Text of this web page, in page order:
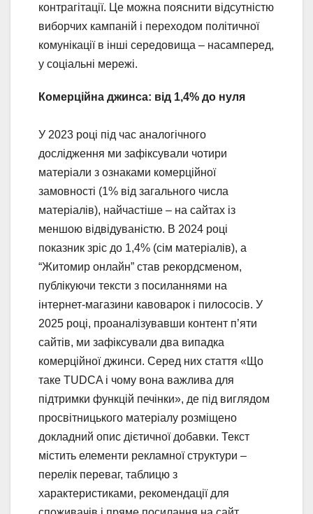
контрагітації. Це можна пояснити відсутністю
виборчих кампаній і переходом політичної
комунікації в інші середовища – насамперед,
у соціальні мережі.
Комерційна джинса: від 1,4% до нуля
У 2023 році під час аналогічного
дослідження ми зафіксували чотири
матеріали з ознаками комерційної
замовності (1% від загального числа
матеріалів), найчастіше – на сайтах із
меншою відвідуваністю. В 2024 році
показник зріс до 1,4% (сім матеріалів), а
“Житомир онлайн” став рекордсменом,
публікуючи тексти з посиланнями на
інтернет-магазини кавоварок і пилососів. У
2025 році, проаналізувавши контент п’яти
сайтів, ми зафіксували два випадка
комерційної джинси. Серед них стаття «Що
таке TUDCA і чому вона важлива для
підтримки функцій печінки», де під виглядом
просвітницького матеріалу розміщено
докладний опис дієтичної добавки. Текст
містить елементи рекламної структури –
перелік переваг, таблицю з
характеристиками, рекомендації для